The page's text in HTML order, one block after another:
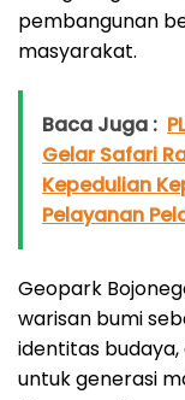
pembangunan
masyarakat.
Baca Juga :
Gelar Safari
Kepedulian
Pelayanan
Geopark
warisan bumi
identitas
untuk generasi